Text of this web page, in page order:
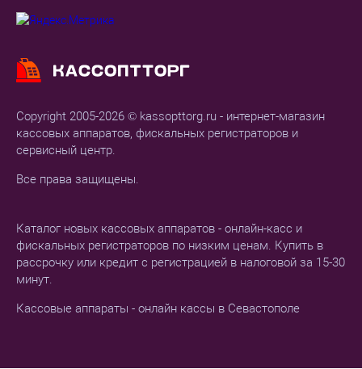
Copyright 2005-2026 © kassopttorg.ru - интернет-магазин
кассовых аппаратов, фискальных регистраторов и
сервисный центр.
Все права защищены.
Каталог новых кассовых аппаратов - онлайн-касс и
фискальных регистраторов по низким ценам. Купить в
рассрочку или кредит с регистрацией в налоговой за 15-30
минут.
Кассовые аппараты - онлайн кассы в Севастополе